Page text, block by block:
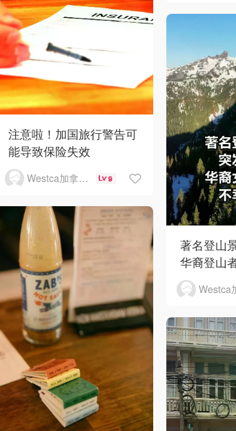
注意啦！加国旅行警告可
能导致保险失效
Westca加拿大生活 9
著名登山
华裔登山